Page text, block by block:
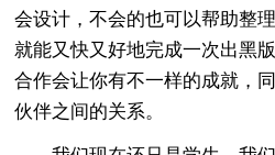
会设计，不会的也可以帮助整
就能又快又好地完成一次出黑
合作会让你有不一样的成就，
伙伴之间的关系。